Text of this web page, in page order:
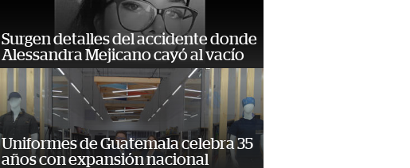
Surgen detalles del accidente donde
Alessandra Mejicano cayó al vacío
Uniformes de Guatemala celebra 35
años con expansión nacional